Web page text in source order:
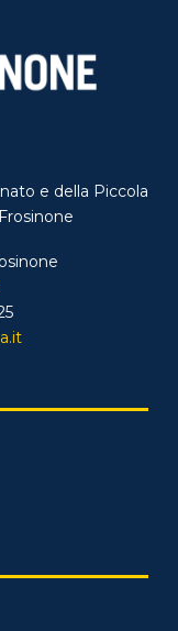
e della Piccola